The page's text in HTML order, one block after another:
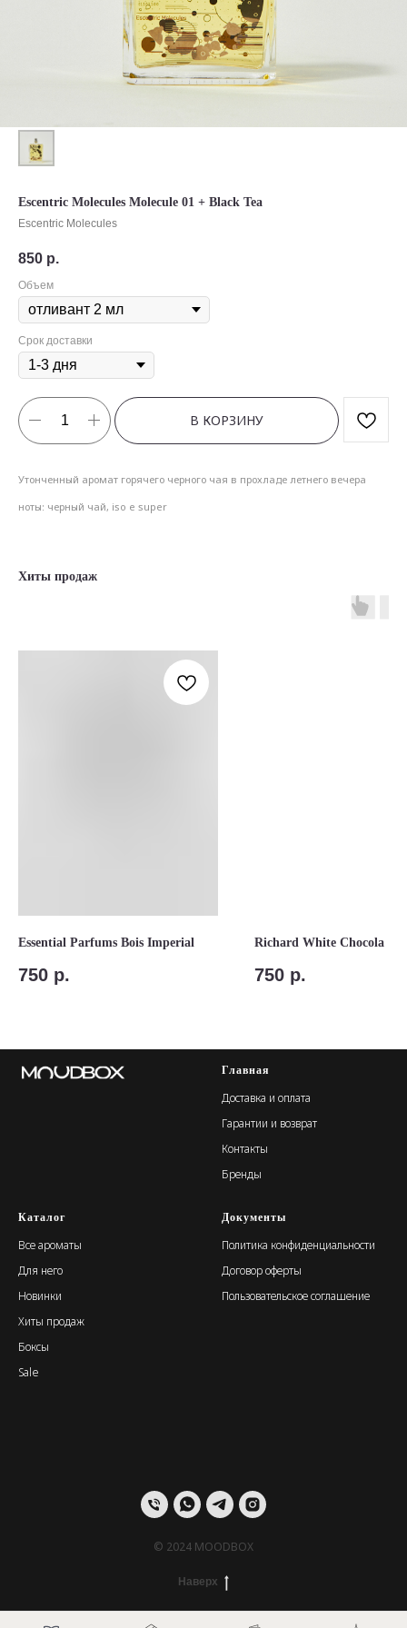
Escentric Molecules Molecule 01 + Black Tea
Escentric Molecules
850 р.
Объем
Срок доставки
В КОРЗИНУ
Утонченный аромат горячего черного чая в прохладе летнего вечера
ноты: черный чай, iso e super
Хиты продаж
Essential Parfums Bois Imperial
750 р.
Richard White Chocola
750 р.
Главная
Доставка и оплата
Гарантии и возврат
Контакты
Бренды
Каталог
Все ароматы
Для него
Новинки
Хиты продаж
Боксы
Sale
Документы
Политика конфиденциальности
Договор оферты
Пользовательское соглашение
© 2024 MOODBOX
Наверх